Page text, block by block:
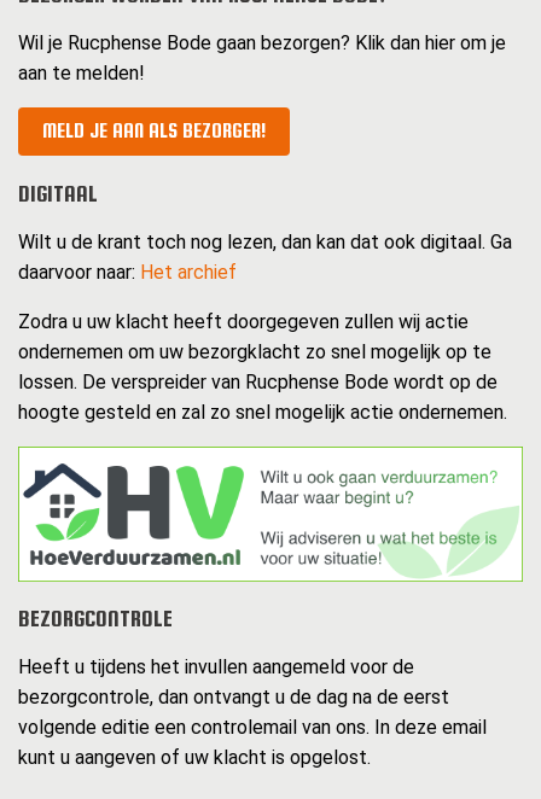
Wil je Rucphense Bode gaan bezorgen? Klik dan hier om je
aan te melden!
MELD JE AAN ALS BEZORGER!
DIGITAAL
Wilt u de krant toch nog lezen, dan kan dat ook digitaal. Ga
daarvoor naar: Het archief
Zodra u uw klacht heeft doorgegeven zullen wij actie
ondernemen om uw bezorgklacht zo snel mogelijk op te
lossen. De verspreider van Rucphense Bode wordt op de
hoogte gesteld en zal zo snel mogelijk actie ondernemen.
BEZORGCONTROLE
Heeft u tijdens het invullen aangemeld voor de
bezorgcontrole, dan ontvangt u de dag na de eerst
volgende editie een controlemail van ons. In deze email
kunt u aangeven of uw klacht is opgelost.